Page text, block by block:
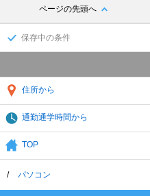
ページの先頭へ
保存中の条件
住所から
通勤通学時間から
TOP
パソコン